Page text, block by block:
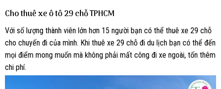
Cho thuê xe ô tô 29 chỗ TPHCM
Với số lượng thành viên lớn hơn 15 người bạn có thể thuê xe 29 chỗ
cho chuyến đi của mình. Khi thuê xe 29 chỗ đi du lịch bạn có thể đến
mọi điểm mong muốn mà không phải mất công đi xe ngoài, tốn thêm
chi phí.